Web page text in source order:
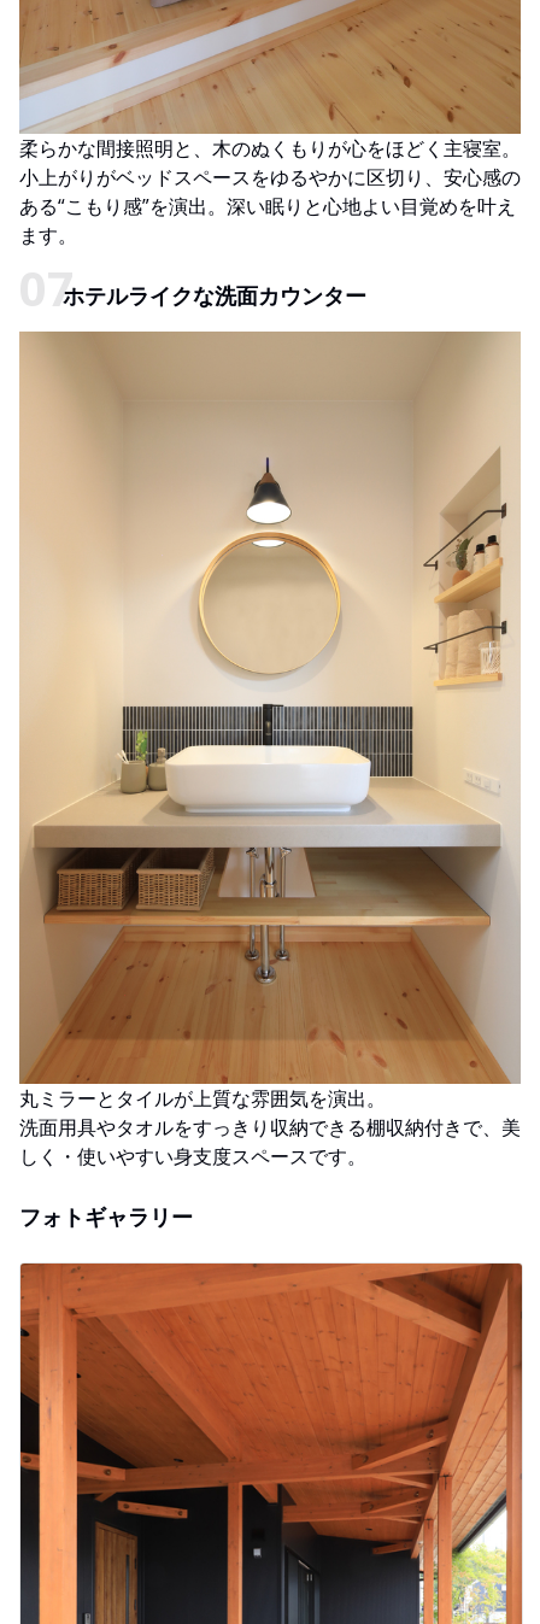
柔らかな間接照明と、木のぬくもりが心をほどく主寝室。
小上がりがベッドスペースをゆるやかに区切り、安心感の
ある“こもり感”を演出。深い眠りと心地よい目覚めを叶え
ます。
ホテルライクな洗面カウンター
丸ミラーとタイルが上質な雰囲気を演出。
洗面用具やタオルをすっきり収納できる棚収納付きで、美
しく・使いやすい身支度スペースです。
フォトギャラリー